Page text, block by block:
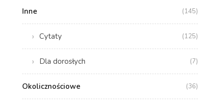
Inne (145)
Cytaty (125)
Dla dorosłych (7)
Okolicznościowe (36)